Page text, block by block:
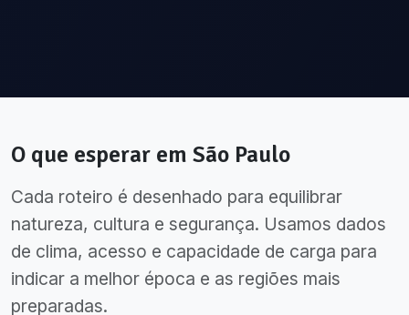
O que esperar em São Paulo
Cada roteiro é desenhado para equilibrar
natureza, cultura e segurança. Usamos dados
de clima, acesso e capacidade de carga para
indicar a melhor época e as regiões mais
preparadas.